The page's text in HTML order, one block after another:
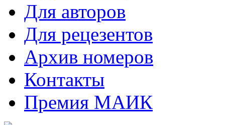
Для авторов
Для рецезентов
Архив номеров
Контакты
Премия МАИК